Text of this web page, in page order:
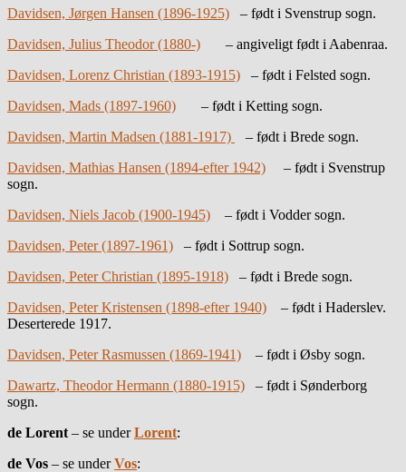
Davidsen, Jørgen Hansen (1896-1925) – født i Svenstrup sogn.
Davidsen, Julius Theodor (1880-) – angiveligt født i Aabenraa.
Davidsen, Lorenz Christian (1893-1915) – født i Felsted sogn.
Davidsen, Mads (1897-1960) – født i Ketting sogn.
Davidsen, Martin Madsen (1881-1917)
– født i Brede sogn.
Davidsen, Mathias Hansen (1894-efter 1942) – født i Svenstrup
sogn.
Davidsen, Niels Jacob (1900-1945) – født i Vodder sogn.
Davidsen, Peter (1897-1961) – født i Sottrup sogn.
Davidsen, Peter Christian (1895-1918) – født i Brede sogn.
Davidsen, Peter Kristensen (1898-efter 1940) – født i Haderslev.
Deserterede 1917.
Davidsen, Peter Rasmussen (1869-1941) – født i Øsby sogn.
Dawartz, Theodor Hermann (1880-1915) – født i Sønderborg
sogn.
de Lorent – se underLorent:
de Vos – se underVos: